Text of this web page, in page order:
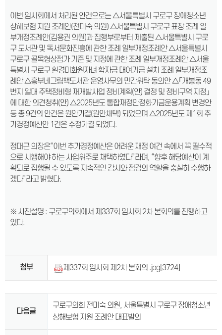
이번 임시회에서 처리된 안건으로는 △서울특별시 구로구 장애청소년
상해보험 지원 조례안(전미숙 의원) △서울특별시 구로구 표창 조례 일
부개정조례안(김용권 의원)과 집행부로부터 제출된 △서울특별시 구로
구 도서관 및 독서문화진흥에 관한 조례 일부개정조례안 △서울특별시
구로구 골목형상점가 기준 및 지정에 관한 조례 일부개정조례안 △서울
특별시 구로구 환경미화원자녀 학자금 대여기금 설치 조례 일부개정조
례안 △흥부네그림책도서관 운영사무의 민간위탁 동의안 △「개봉동 49
번지 일대 주택정비형 재개발사업 정비계획(안) 결정 및 정비구역 지정」
에 대한 의견청취(안) △2025년도 통합재정안정화기금운용계획 변경안
등 총 9건의 안건은 원안가결(원안채택) 되었으며 △2025년도 제1회 추
가경정예산안 1건은 수정가결 되었다.
정대근 의장은“이번 추가경정예산은 어려운 재정 여건 속에서 꼭 필수적
으로 시행해야 하는 사업위주로 채택하였다”라며, “향후 해당예산이 계
획되로 집행될 수 있도록 지속적인 감시와 점검의 역할을 충실히 수행하
겠다”라고 밝혔다.
※ 사진설명 : 구로구의회에서 제337회 임시회 2차 본회의를 진행하고
있다.
첨부 제337회 임시회 제2차 본회의 .jpg [3724]
다음글
구로구의회 전미숙 의원, 서울특별시 구로구 장애청소년
상해보험 지원 조례안 대표발의